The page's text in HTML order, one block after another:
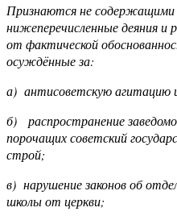
Признаются не
нижеперечисленные деяния и
от фактической
осуждённые за:
а) антисоветскую агитацию
б) распространение
порочащих советский
строй;
в) нарушение законов об
школы от церкви;